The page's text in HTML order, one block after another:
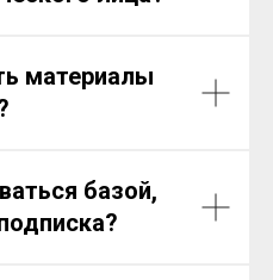
материалы
базой,